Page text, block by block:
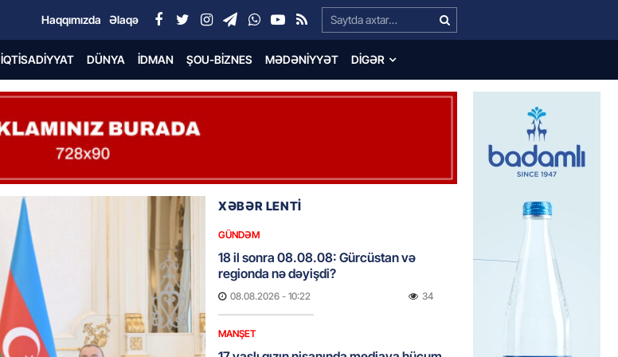
Search…
Haqqımızda Əlaqə
İQTISADIYYAT DÜNYA İDMAN ŞOU-BIZNES MƏDƏNIYYƏT DIGƏR
XƏBƏR LENTİ
GÜNDƏM
18 il sonra 08.08.08: Gürcüstan və
regionda nə dəyişdi?
08.08.2026 - 10:22 34
MANŞET